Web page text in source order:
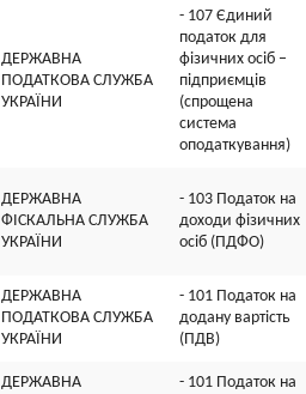
ДЕРЖАВНА
ПОДАТКОВА СЛУЖБА
УКРАЇНИ
- 107 Єдиний
податок для
фізичних осіб –
підприємців
(спрощена
система
оподаткування)
ДЕРЖАВНА
ФІСКАЛЬНА СЛУЖБА
УКРАЇНИ
- 103 Податок на
доходи фізичних
осіб (ПДФО)
ДЕРЖАВНА
ПОДАТКОВА СЛУЖБА
УКРАЇНИ
- 101 Податок на
додану вартість
(ПДВ)
ДЕРЖАВНА
- 101 Податок на